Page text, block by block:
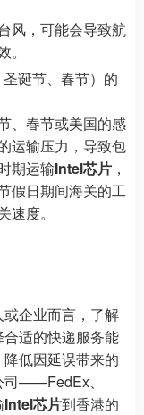
风，可能会导致航
诞节、春节）的
、春节或美国的感
运输压力，导致包
期运输Intel芯片 ，
假日期间海关的工
度。
企业而言，了解
适的快递服务能
低因延误带来的
司——FedEx、
Intel芯片到香港的